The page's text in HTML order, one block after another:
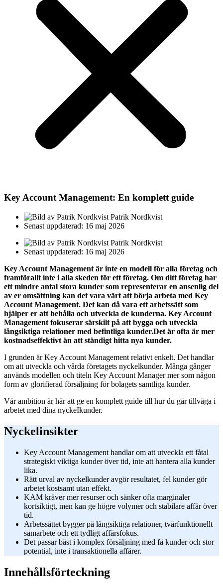
Key Account Management: En komplett guide
Patrik Nordkvist
Senast uppdaterad: 16 maj 2026
Patrik Nordkvist
Senast uppdaterad: 16 maj 2026
Key Account Management är inte en modell för alla företag och
framförallt inte i alla skeden för ett företag. Om ditt företag har
ett mindre antal stora kunder som representerar en ansenlig del
av er omsättning kan det vara värt att börja arbeta med Key
Account Management. Det kan då vara ett arbetssätt som
hjälper er att behålla och utveckla de kunderna. Key Account
Management fokuserar särskilt på att bygga och utveckla
långsiktiga relationer med befintliga kunder.Det är ofta är mer
kostnadseffektivt än att ständigt hitta nya kunder.
I grunden är Key Account Management relativt enkelt. Det handlar
om att utveckla och vårda företagets nyckelkunder. Många gånger
används modellen och titeln Key Account Manager mer som någon
form av glorifierad försäljning för bolagets samtliga kunder.
Vår ambition är här att ge en komplett guide till hur du går tillväga i
arbetet med dina nyckeIkunder.
Nyckelinsikter
Key Account Management handlar om att utveckla ett fåtal
strategiskt viktiga kunder över tid, inte att hantera alla kunder
lika.
Rätt urval av nyckelkunder avgör resultatet, fel kunder gör
arbetet kostsamt utan effekt.
KAM kräver mer resurser och sänker ofta marginaler
kortsiktigt, men kan ge högre volymer och stabilare affär över
tid.
Arbetssättet bygger på långsiktiga relationer, tvärfunktionellt
samarbete och ett tydligt affärsfokus.
Det passar bäst i komplex försäljning med få kunder och stor
potential, inte i transaktionella affärer.
Innehållsförteckning